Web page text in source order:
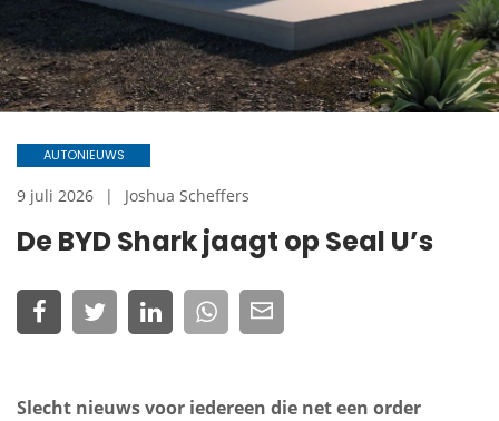
De BYD Shark jaagt op Seal U’s
AUTONIEUWS
9 juli 2026 Joshua Scheffers
Slecht nieuws voor iedereen die net een order